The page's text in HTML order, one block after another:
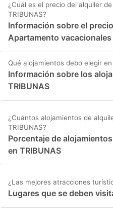
¿Cuál es el precio del alquiler
TRIBUNAS?
Información sobre el
Apartamento vacacionales
Qué alojamientos debo elegir en
Información sobre los
TRIBUNAS
¿Cuántos alojamientos de
TRIBUNAS?
Porcentaje de
en TRIBUNAS
¿Las mejores atracciones
Lugares que se deben